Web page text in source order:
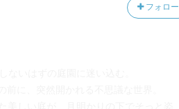
フォロー